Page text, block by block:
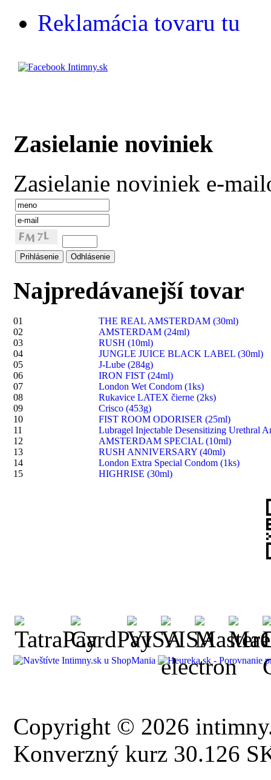
Reklamácia tovaru tu
Zasielanie noviniek
Zasielanie noviniek e-
Najpredávanejší tovar
01
THE REAL AMSTERDAM (30ml)
02
AMSTERDAM (24ml)
03
RUSH (10ml)
04
JUNGLE JUICE BLACK LABEL (30ml)
05
J-Lube (284g)
06
IRON FIST (24ml)
07
London Wet Condom (1ks)
08
Rukavice LATEX čierne (2ks)
09
Crisco (453g)
10
FIST ROOM ODORISER (25ml)
11
Lubragel Injectable Desensitizing Urethral
12
AMSTERDAM SPECIAL (10ml)
13
RUSH ANNIVERSARY (40ml)
14
London Extra Special Condom (1ks)
15
HIGHRISE (30ml)
Copyright © 2026
Konverzný kurz 30.126